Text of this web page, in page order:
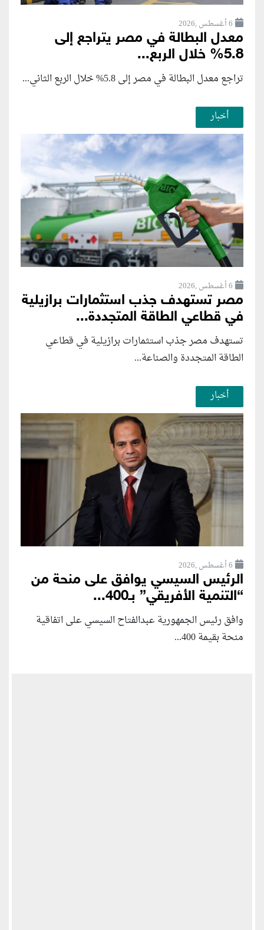
6 أغسطس ,2026
معدل البطالة في مصر يتراجع إلى
5.8% خلال الربع...
تراجع معدل البطالة في مصر إلى 5.8% خلال الربع الثاني...
أخبار
6 أغسطس ,2026
مصر تستهدف جذب استثمارات برازيلية
في قطاعي الطاقة المتجددة...
تستهدف مصر جذب استثمارات برازيلية في قطاعي
الطاقة المتجددة والصناعة...
أخبار
6 أغسطس ,2026
الرئيس السيسي يوافق على منحة من
“التنمية الأفريقي” بـ400...
وافق رئيس الجمهورية عبدالفتاح السيسي على اتفاقية
منحة بقيمة 400...